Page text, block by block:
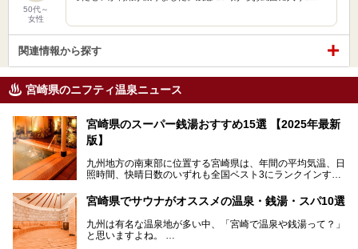
50代～
女性
関連情報から探す
宮崎県のニフティ温泉ニュース
宮崎県のスーパー銭湯おすすめ15選 【2025年最新
版】
九州地方の南東部に位置する宮崎県は、年間の平均気温、日
照時間、快晴日数のいずれも全国ベスト3にランクインする
青空が彩る、鮮やかな自然の景観が魅力です。断崖と滝が神
秘的な高千穂峡や、「鬼の洗濯板」と呼ばれる岩に囲まれた
青島、霧島連山を望むえびの高原、青い空と海が続く日南海
岸など、自然を満喫できる見どころは県内全域に広がってい
ます。
宮崎県でサウナがオススメの温泉・銭湯・スパ10選
九州は有名な温泉地が多い中、「宮崎で温泉や銭湯って？」
と思いますよね。